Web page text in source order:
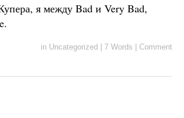
я между Bad и Very Bad,
in Uncategorized 7 Words Comment